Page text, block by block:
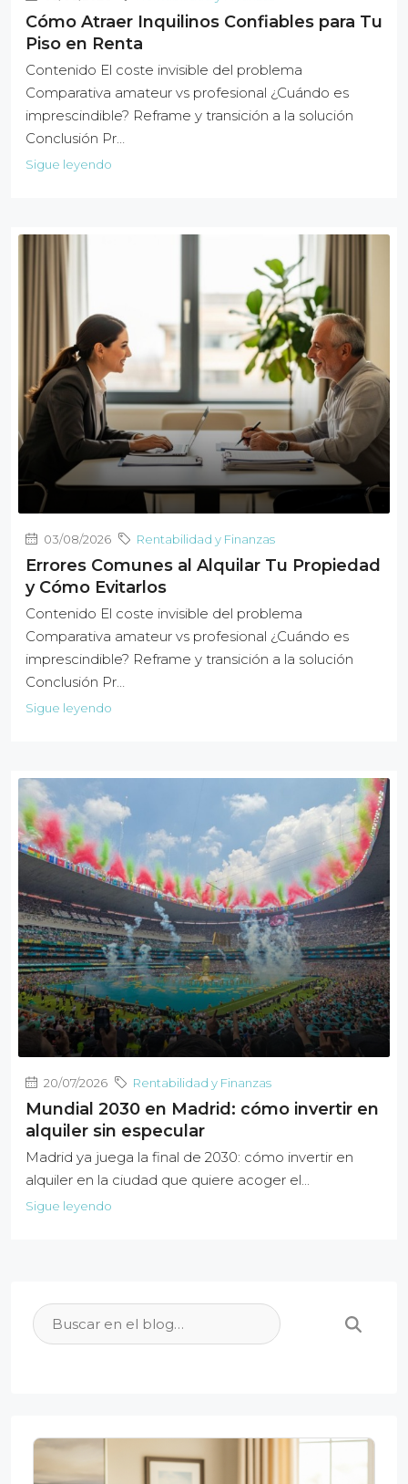
Cómo Atraer Inquilinos Confiables para Tu
Piso en Renta
Contenido El coste invisible del problema
Comparativa amateur vs profesional ¿Cuándo es
imprescindible? Reframe y transición a la solución
Conclusión Pr…
Sigue leyendo
03/08/2026 Rentabilidad y Finanzas
Errores Comunes al Alquilar Tu Propiedad
y Cómo Evitarlos
Contenido El coste invisible del problema
Comparativa amateur vs profesional ¿Cuándo es
imprescindible? Reframe y transición a la solución
Conclusión Pr…
Sigue leyendo
20/07/2026 Rentabilidad y Finanzas
Mundial 2030 en Madrid: cómo invertir en
alquiler sin especular
Madrid ya juega la final de 2030: cómo invertir en
alquiler en la ciudad que quiere acoger el...
Sigue leyendo